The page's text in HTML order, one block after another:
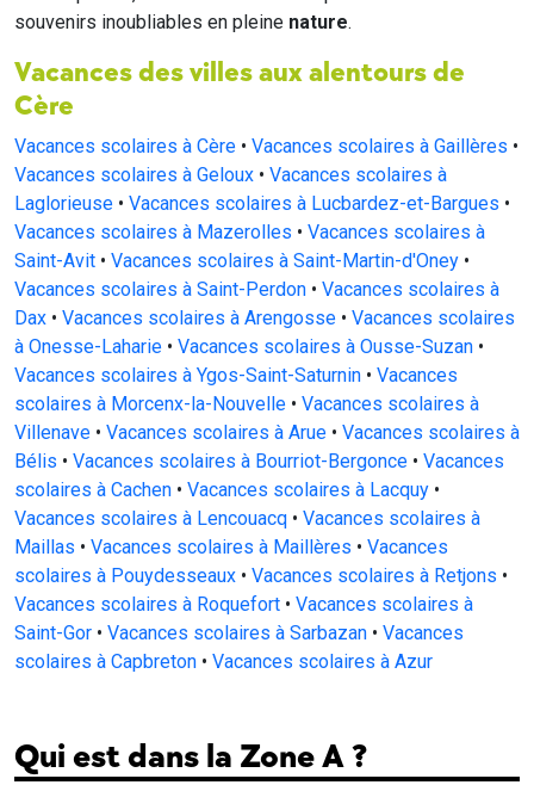
souvenirs inoubliables en pleine nature.
Vacances des villes aux alentours de
Cère
Vacances scolaires à Cère • Vacances scolaires à Gaillères •
Vacances scolaires à Geloux • Vacances scolaires à
Laglorieuse • Vacances scolaires à Lucbardez-et-Bargues •
Vacances scolaires à Mazerolles • Vacances scolaires à
Saint-Avit • Vacances scolaires à Saint-Martin-d'Oney •
Vacances scolaires à Saint-Perdon • Vacances scolaires à
Dax • Vacances scolaires à Arengosse • Vacances scolaires
à Onesse-Laharie • Vacances scolaires à Ousse-Suzan •
Vacances scolaires à Ygos-Saint-Saturnin • Vacances
scolaires à Morcenx-la-Nouvelle • Vacances scolaires à
Villenave • Vacances scolaires à Arue • Vacances scolaires à
Bélis • Vacances scolaires à Bourriot-Bergonce • Vacances
scolaires à Cachen • Vacances scolaires à Lacquy •
Vacances scolaires à Lencouacq • Vacances scolaires à
Maillas • Vacances scolaires à Maillères • Vacances
scolaires à Pouydesseaux • Vacances scolaires à Retjons •
Vacances scolaires à Roquefort • Vacances scolaires à
Saint-Gor • Vacances scolaires à Sarbazan • Vacances
scolaires à Capbreton • Vacances scolaires à Azur
Qui est dans la Zone A ?